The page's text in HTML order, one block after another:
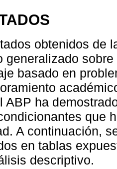
obtenidos de
generalizado
basado en
ABP ha
que
A continuación,
en tablas
descriptivo.